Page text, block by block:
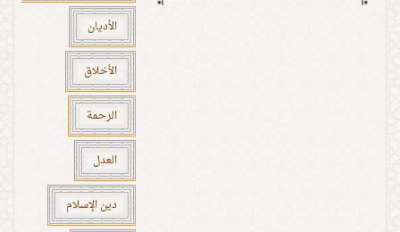
الأديان
الأخلاق
الرحمة
العدل
دين الإسلام